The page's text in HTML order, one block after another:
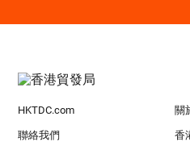
HKTDC.com 關
聯絡我們 香